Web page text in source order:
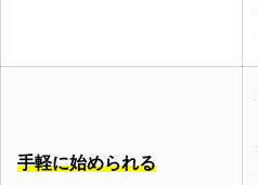
手軽に始められる